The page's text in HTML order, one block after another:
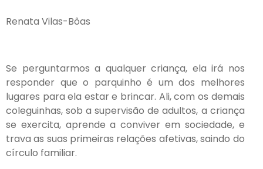
Renata Vilas-Bôas
Se perguntarmos a qualquer criança, ela irá nos
responder que o parquinho é um dos melhores
lugares para ela estar e brincar. Ali, com os demais
coleguinhas, sob a supervisão de adultos, a criança
se exercita, aprende a conviver em sociedade, e
trava as suas primeiras relações afetivas, saindo do
círculo familiar.